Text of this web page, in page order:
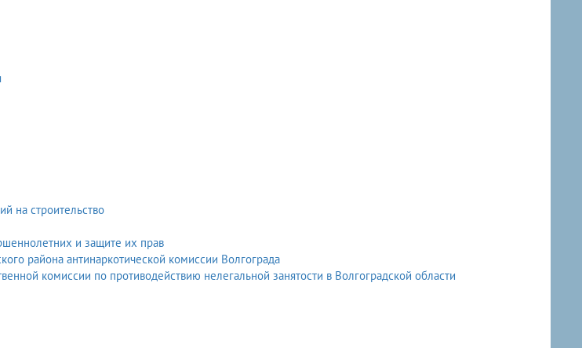
на строительство
и защите их прав
района антинаркотической комиссии Волгограда
комиссии по противодействию нелегальной занятости в Волгоградской области